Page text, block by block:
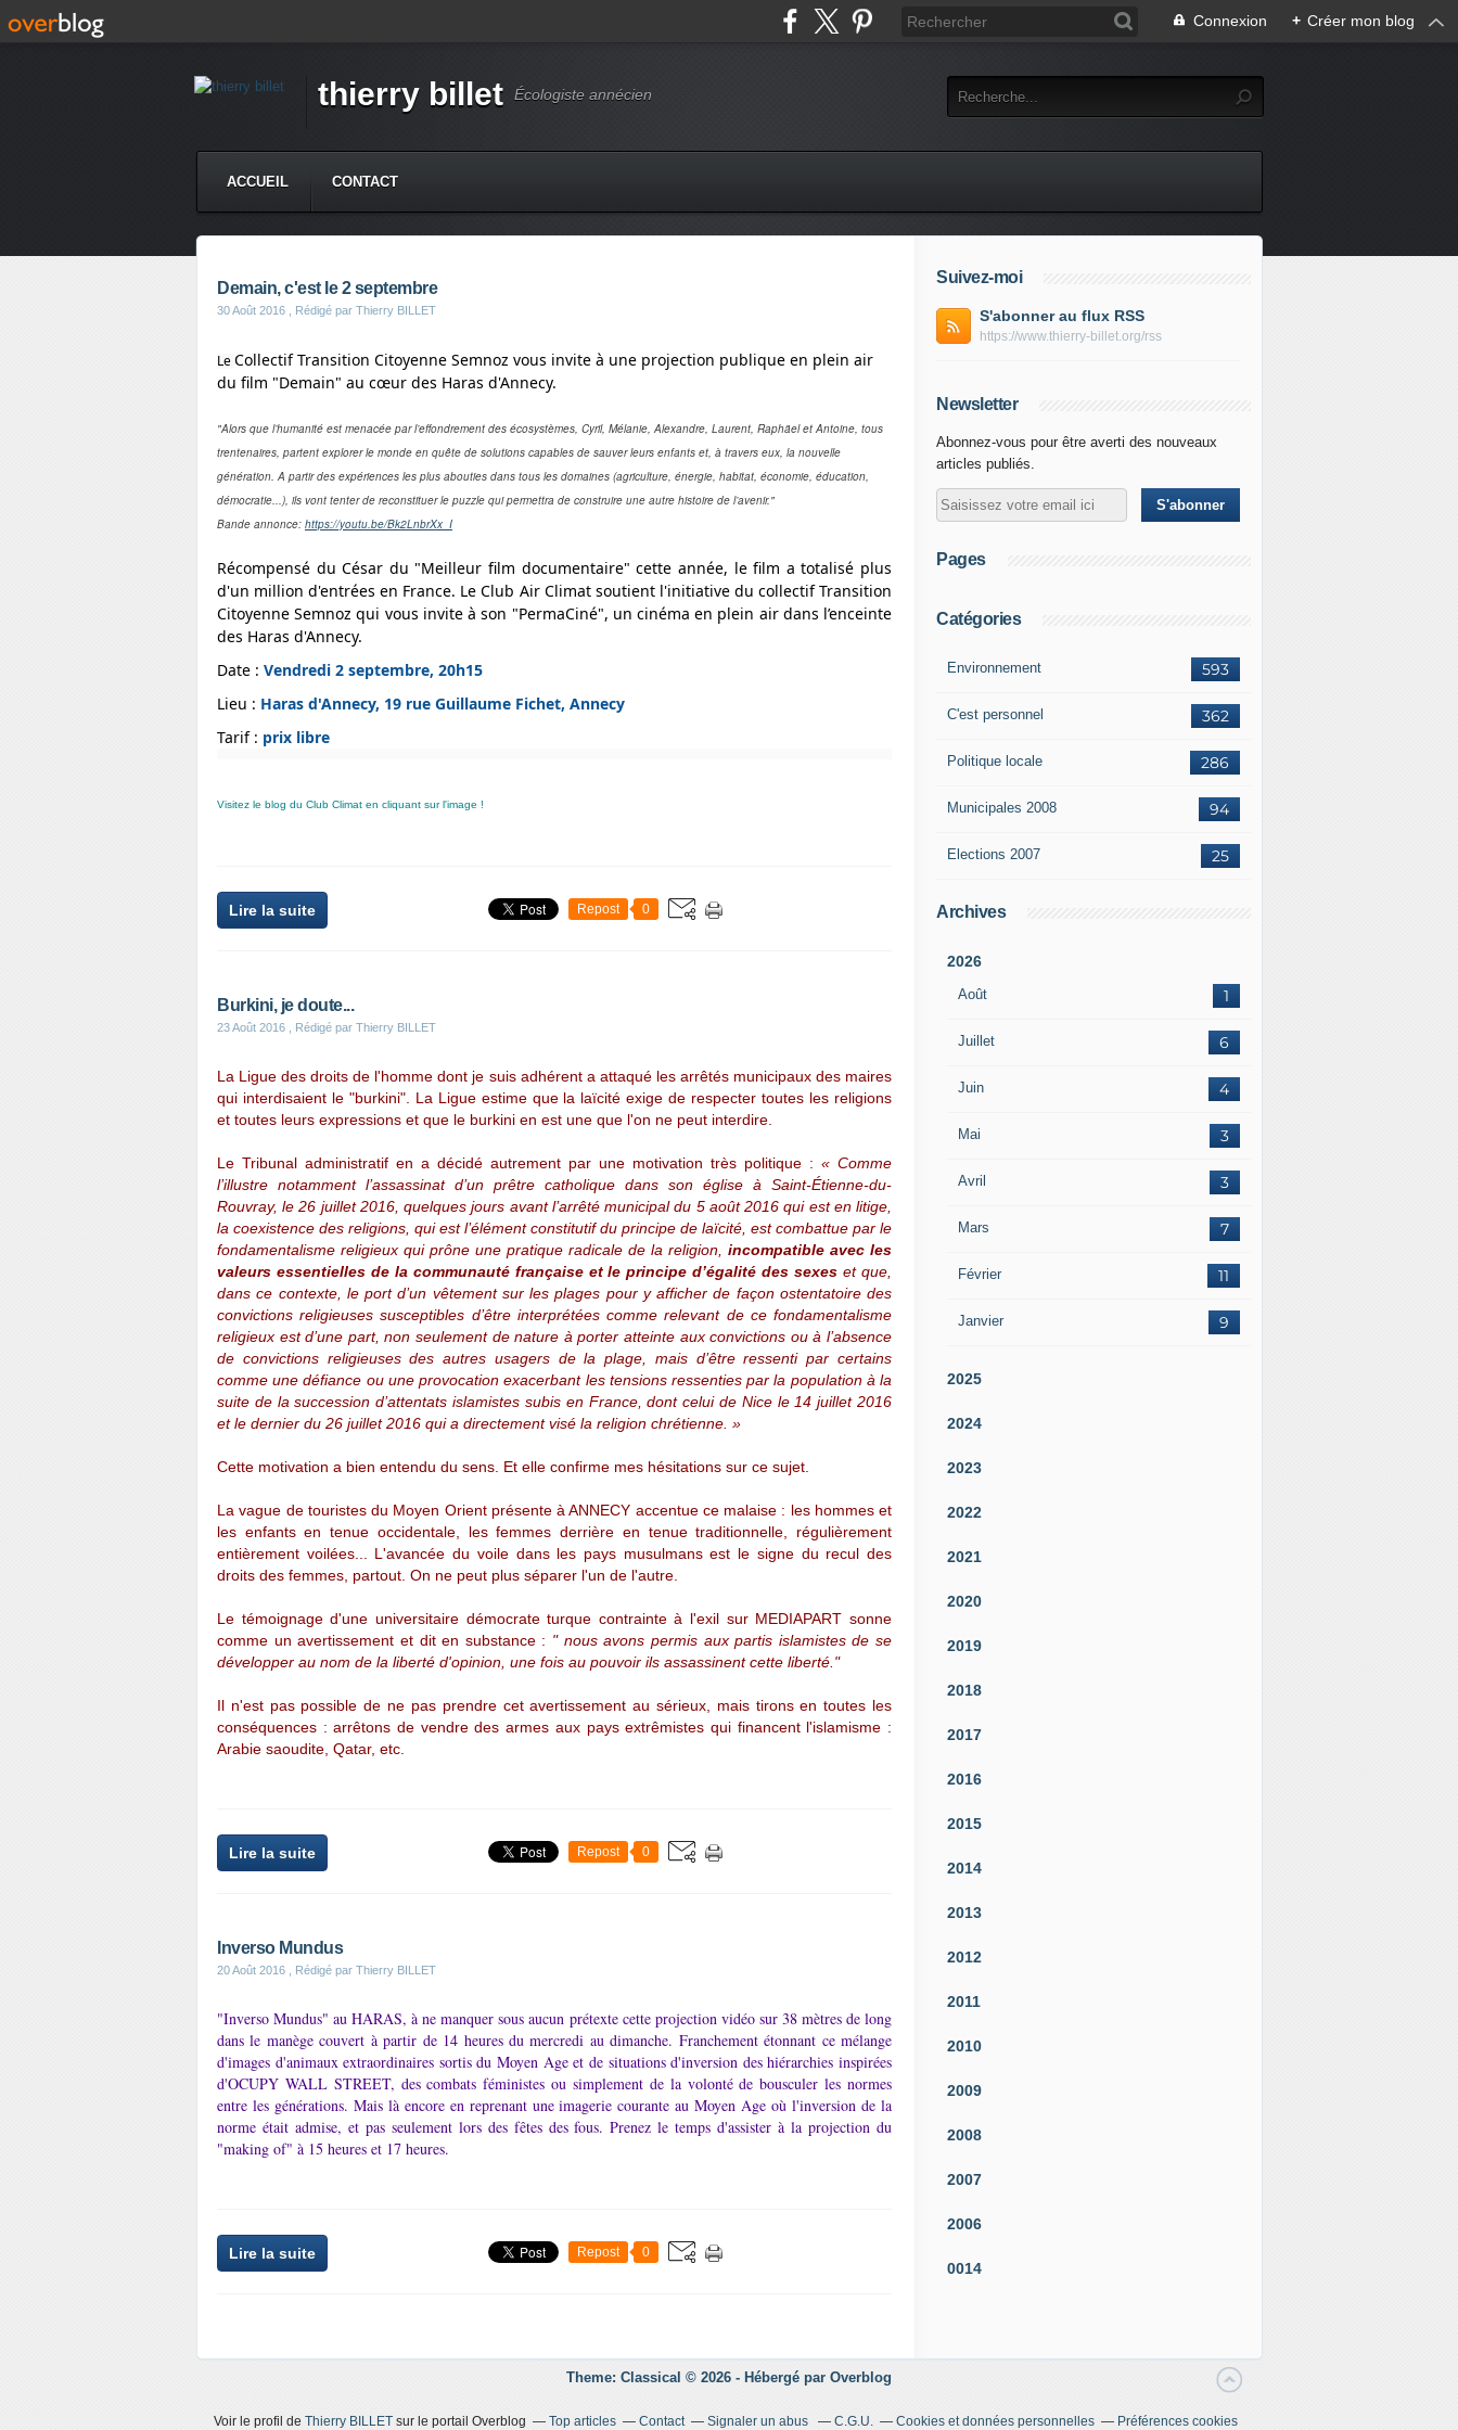
Connexion + Créer mon blog
thierry billet Écologiste annécien
ACCUEIL CONTACT
Demain, c'est le 2 septembre
30 Août 2016 , Rédigé par Thierry BILLET
LeCollectif Transition Citoyenne Semnoz vous invite à une projection publique en plein air
du film "Demain" au cœur des Haras d'Annecy.
"Alors que l’humanité est menacée par l’effondrement des écosystèmes, Cyril, Mélanie, Alexandre, Laurent, Raphäel et Antoine, tous
trentenaires, partent explorer le monde en quête de solutions capables de sauver leurs enfants et, à travers eux, la nouvelle
génération. A partir des expériences les plus abouties dans tous les domaines (agriculture, énergie, habitat, économie, éducation,
démocratie...), ils vont tenter de reconstituer le puzzle qui permettra de construire une autre histoire de l’avenir."
Bande annonce: https://youtu.be/Bk2LnbrXx_I
Récompensé du César du "Meilleur film documentaire" cette année, le film a totalisé plus
d'un million d'entrées en France. Le Club Air Climat soutient l'initiative du collectif Transition
Citoyenne Semnoz qui vous invite à son "PermaCiné", un cinéma en plein air dans l’enceinte
des Haras d'Annecy.
Date : Vendredi 2 septembre, 20h15
Lieu : Haras d'Annecy, 19 rue Guillaume Fichet, Annecy
Tarif : prix libre
Visitez le blog du Club Climat en cliquant sur l'image !
Lire la suite Repost 0
Burkini, je doute...
23 Août 2016 , Rédigé par Thierry BILLET
La Ligue des droits de l'homme dont je suis adhérent a attaqué les arrêtés municipaux des maires
qui interdisaient le "burkini". La Ligue estime que la laïcité exige de respecter toutes les religions
et toutes leurs expressions et que le burkini en est une que l'on ne peut interdire.
Le Tribunal administratif en a décidé autrement par une motivation très politique : « Comme
l’illustre notamment l’assassinat d’un prêtre catholique dans son église à Saint-Étienne-du-
Rouvray, le 26 juillet 2016, quelques jours avant l’arrêté municipal du 5 août 2016 qui est en litige,
la coexistence des religions, qui est l’élément constitutif du principe de laïcité, est combattue par le
fondamentalisme religieux qui prône une pratique radicale de la religion, incompatible avec les
valeurs essentielles de la communauté française et le principe d’égalité des sexeset que,
dans ce contexte, le port d’un vêtement sur les plages pour y afficher de façon ostentatoire des
convictions religieuses susceptibles d’être interprétées comme relevant de ce fondamentalisme
religieux est d’une part, non seulement de nature à porter atteinte aux convictions ou à l’absence
de convictions religieuses des autres usagers de la plage, mais d’être ressenti par certains
comme une défiance ou une provocation exacerbant les tensions ressenties par la population à la
suite de la succession d’attentats islamistes subis en France, dont celui de Nice le 14 juillet 2016
et le dernier du 26 juillet 2016 qui a directement visé la religion chrétienne. »
Cette motivation a bien entendu du sens. Et elle confirme mes hésitations sur ce sujet.
La vague de touristes du Moyen Orient présente à ANNECY accentue ce malaise : les hommes et
les enfants en tenue occidentale, les femmes derrière en tenue traditionnelle, régulièrement
entièrement voilées... L'avancée du voile dans les pays musulmans est le signe du recul des
droits des femmes, partout. On ne peut plus séparer l'un de l'autre.
Le témoignage d'une universitaire démocrate turque contrainte à l'exil sur MEDIAPART sonne
comme un avertissement et dit en substance : " nous avons permis aux partis islamistes de se
développer au nom de la liberté d'opinion, une fois au pouvoir ils assassinent cette liberté."
Il n'est pas possible de ne pas prendre cet avertissement au sérieux, mais tirons en toutes les
conséquences : arrêtons de vendre des armes aux pays extrêmistes qui financent l'islamisme :
Arabie saoudite, Qatar, etc.
Lire la suite Repost 0
Inverso Mundus
20 Août 2016 , Rédigé par Thierry BILLET
"Inverso Mundus" au HARAS, à ne manquer sous aucun prétexte cette projection vidéo sur 38 mètres de long
dans le manège couvert à partir de 14 heures du mercredi au dimanche. Franchement étonnant ce mélange
d'images d'animaux extraordinaires sortis du Moyen Age et de situations d'inversion des hiérarchies inspirées
d'OCUPY WALL STREET, des combats féministes ou simplement de la volonté de bousculer les normes
entre les générations. Mais là encore en reprenant une imagerie courante au Moyen Age où l'inversion de la
norme était admise, et pas seulement lors des fêtes des fous. Prenez le temps d'assister à la projection du
"making of" à 15 heures et 17 heures.
Lire la suite Repost 0
Suivez-moi
S'abonner au flux RSS
https://www.thierry-billet.org/rss
Newsletter
Abonnez-vous pour être averti des nouveaux
articles publiés.
Pages
Catégories
593
Environnement
362
C'est personnel
286
Politique locale
94
Municipales 2008
25
Elections 2007
Archives
2026
Août 1
Juillet 6
Juin 4
Mai 3
Avril 3
Mars 7
Février 11
Janvier 9
2025
2024
2023
2022
2021
2020
2019
2018
2017
2016
2015
2014
2013
2012
2011
2010
2009
2008
2007
2006
0014
Theme: Classical © 2026 - Hébergé par Overblog
Voir le profil de Thierry BILLET sur le portail Overblog Top articles Contact Signaler un abus C.G.U. Cookies et données personnelles Préférences cookies